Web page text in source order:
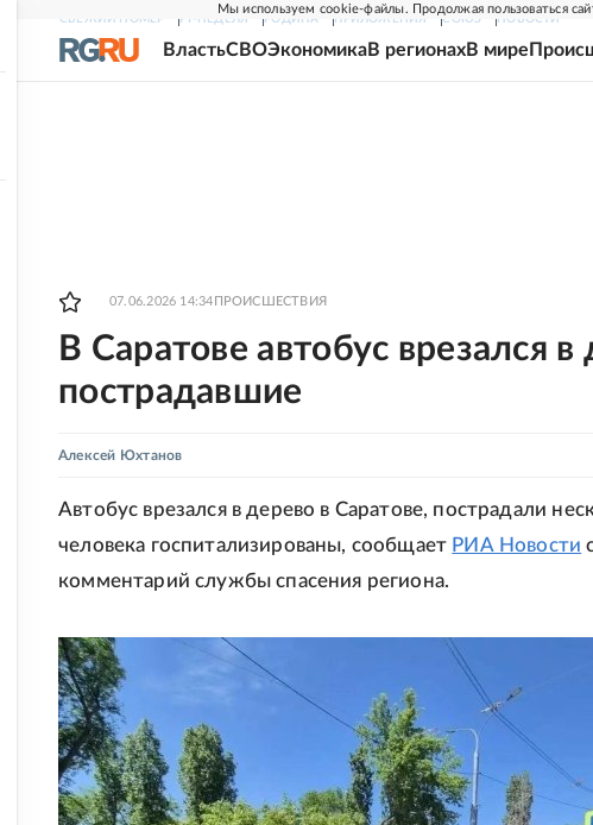
Мы используем cookie-файлы. Продолжая пользоваться
СВЕЖИЙ НОМЕР РГ-НЕДЕЛЯ РОДИНА ПРИЛОЖЕНИЯ СОЮЗ НОВОСТИ
ВластьСВОЭкономикаВ регионахВ мире
07.06.2026 14:34 ПРОИСШЕСТВИЯ
В Саратове автобус врезался в
пострадавшие
Алексей Юхтанов
Автобус врезался в дерево в Саратове, пострадали
человека госпитализированы, сообщает РИА Новости
комментарий службы спасения региона.